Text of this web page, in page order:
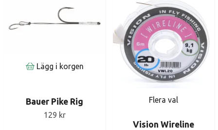
Lägg i korgen
Bauer Pike Rig
129 kr
Flera val
Vision Wireline